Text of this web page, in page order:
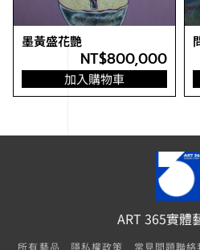
黃盛花艷
800,000
加入購物車
ART 365實體
所有藝品
隱私權政策
常見問題聯絡